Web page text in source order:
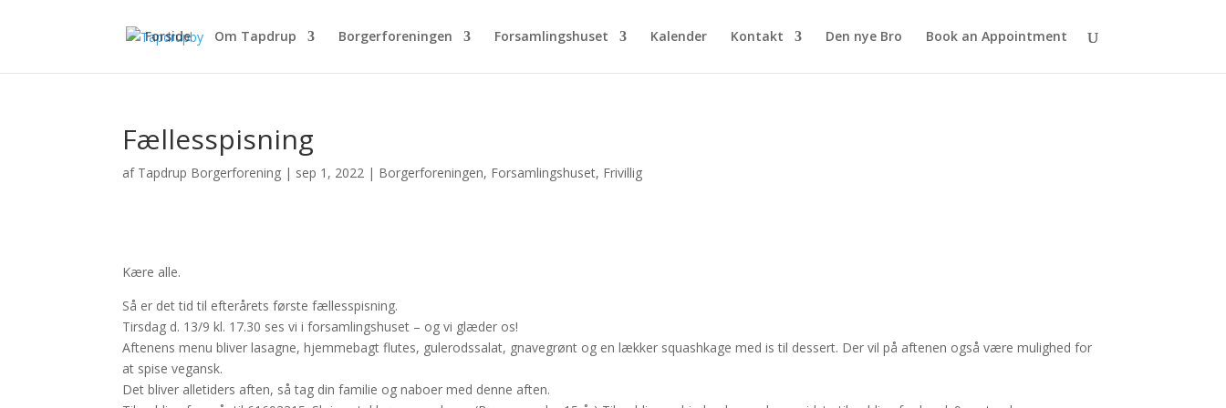
Forside Om Tapdrup Borgerforeningen Forsamlingshuset Kalender Kontakt Den nye Bro Book an Appointment
Fællesspisning
af Tapdrup Borgerforening | sep 1, 2022 | Borgerforeningen, Forsamlingshuset, Frivillig
Kære alle.
Så er det tid til efterårets første fællesspisning.
Tirsdag d. 13/9 kl. 17.30 ses vi i forsamlingshuset – og vi glæder os!
Aftenens menu bliver lasagne, hjemmebagt flutes, gulerodssalat, gnavegrønt og en lækker squashkage med is til dessert. Der vil på aftenen også være mulighed for
at spise vegansk.
Det bliver alletiders aften, så tag din familie og naboer med denne aften.